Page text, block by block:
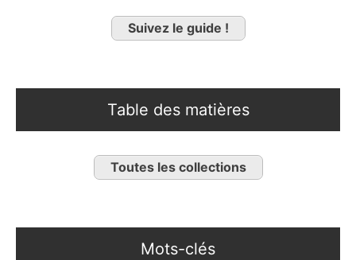
Suivez le guide !
Table des matières
Toutes les collections
Mots-clés